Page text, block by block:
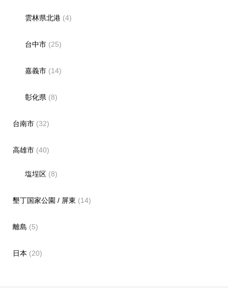
雲林県北港 (4)
台中市 (25)
嘉義市 (14)
彰化県 (8)
台南市(32)
高雄市(40)
塩埕区 (8)
墾丁国家公園 / 屏東 (14)
離島 (5)
日本 (20)